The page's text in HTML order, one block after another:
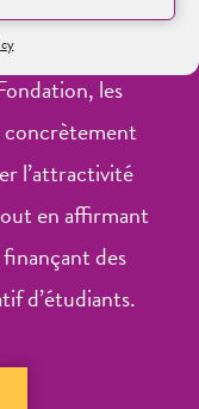
les
concrètement
l’attractivité
en affirmant
des
d’étudiants.